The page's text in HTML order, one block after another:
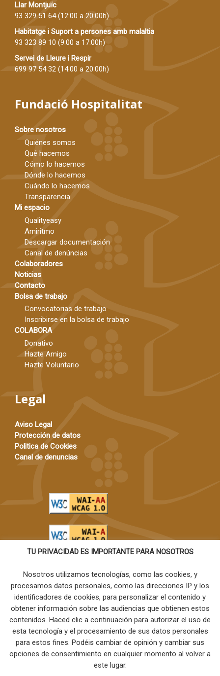
Llar Montjuïc
93 329 51 64(12:00 a 20:00h)
Habitatge i Suport a persones amb malaltia
93 323 89 10 (9:00 a 17:00h)
Servei de Lleure i Respir
699 97 54 32 (14:00 a 20:00h)
Fundació Hospitalitat
Sobre nosotros
Quiénes somos
Qué hacemos
Cómo lo hacemos
Dónde lo hacemos
Cuándo lo hacemos
Transparencia
Mi espacio
Qualityeasy
Amiritmo
Descargar documentación
Canal de denúncias
Colaboradores
Noticias
Contacto
Bolsa de trabajo
Convocatorias de trabajo
Inscribirse en la bolsa de trabajo
COLABORA
Donativo
Hazte Amigo
Hazte Voluntario
Legal
Aviso Legal
Protección de datos
Politica de Cookies
Canal de denuncias
Amiritmo
TU PRIVACIDAD ES IMPORTANTE PARA NOSOTROS
Nosotros utilizamos tecnologías, como las cookies, y
procesamos datos personales, como las direcciones IP y los
identificadores de cookies, para personalizar el contenido y
obtener información sobre las audiencias que obtienen estos
contenidos. Haced clic a continuación para autorizar el uso de
esta tecnología y el procesamiento de sus datos personales
para estos fines. Podéis cambiar de opinión y cambiar sus
opciones de consentimiento en cualquier momento al volver a
este lugar.